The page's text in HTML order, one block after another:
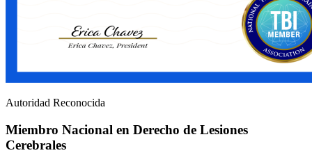
Autoridad Reconocida
Miembro Nacional en Derecho de Lesiones
Cerebrales